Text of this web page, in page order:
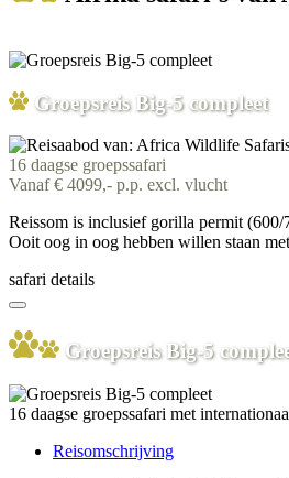
Groepsreis Big-5 compleet
16 daagse groepssafari
Vanaf € 4099,- p.p. excl. vlucht
Reissom is inclusief gorilla permit
Ooit oog in oog hebben willen staan
safari details
Groepsreis Big-5
16 daagse groepssafari met
Reisomschrijving